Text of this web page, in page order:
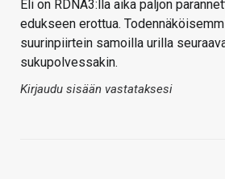
Eli on RDNA3:lla aika paljon
edukseen erottua.
suurinpiirtein samoilla urilla
sukupolvessakin.
Kirjaudu sisään vastataksesi